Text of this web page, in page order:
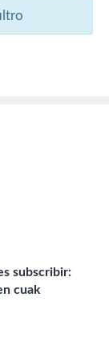
subscribir:
cuak